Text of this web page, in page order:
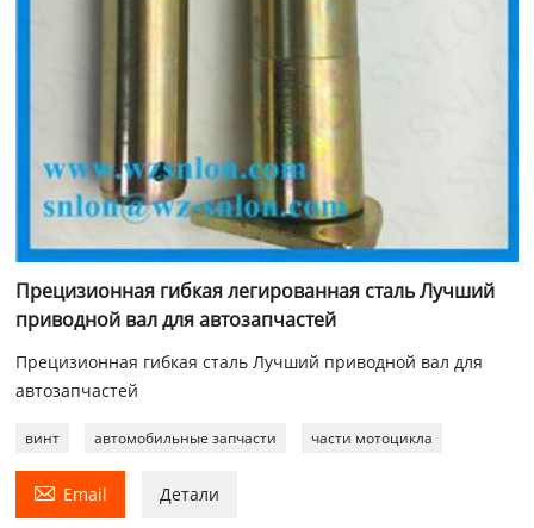
Прецизионная гибкая легированная сталь Лучший
приводной вал для автозапчастей
Прецизионная гибкая сталь Лучший приводной вал для
автозапчастей
винт автомобильные запчасти части мотоцикла
 Email Детали